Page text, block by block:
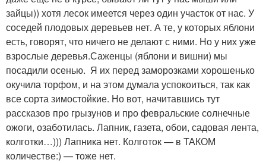
зайцы)) хотя лесок имеется через один участок от нас. У
соседей плодовых деревьев нет. А те, у которых яблони
есть, говорят, что ничего не делают с ними. Но у них уже
взрослые деревья.Саженцы (яблони и вишни) мы
посадили осенью. Я их перед заморозками хорошенько
окучила торфом, и на этом думала успокоиться, так как
все сорта зимостойкие. Но вот, начитавшись тут
рассказов про грызунов и про февральские солнечные
ожоги, озаботилась. Лапник, газета, обои, садовая лента,
колготки…))) Лапника нет. Колготок — в ТАКОМ
количестве:) — тоже нет.